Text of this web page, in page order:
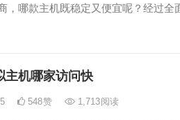
，哪款主机既稳定又便宜呢？经过全
主机哪家访问快
548赞 1,713阅读